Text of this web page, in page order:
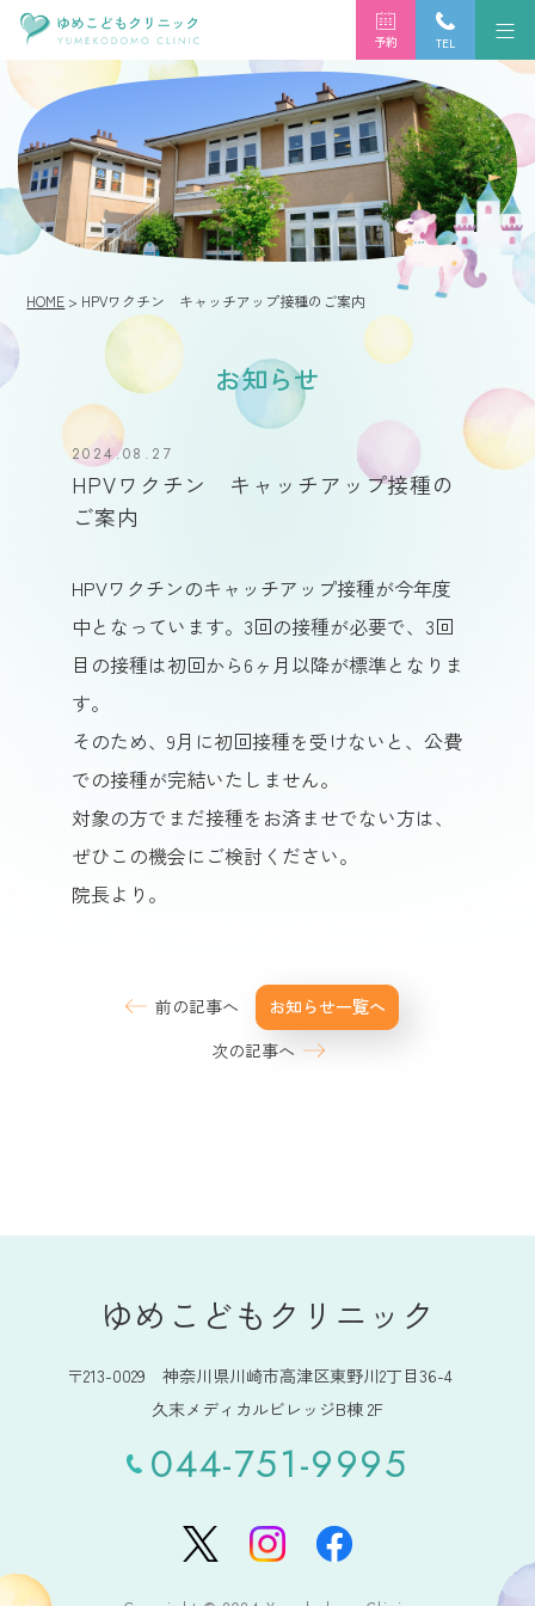
TEL
予約
HOME > HPVワクチン キャッチアップ接種のご案内
お知らせ
2024.08.27
HPVワクチン キャッチアップ接種の
ご案内
HPVワクチンのキャッチアップ接種が今年度
中となっています。3回の接種が必要で、3回
目の接種は初回から6ヶ月以降が標準となりま
す。
そのため、9月に初回接種を受けないと、公費
での接種が完結いたしません。
対象の方でまだ接種をお済ませでない方は、
ぜひこの機会にご検討ください。
院長より。
前の記事へ
お知らせ一覧へ
次の記事へ
ゆめこどもクリニック
〒213-0029 神奈川県川崎市高津区東野川2丁目36-4
久末メディカルビレッジB棟 2F
044-751-9995